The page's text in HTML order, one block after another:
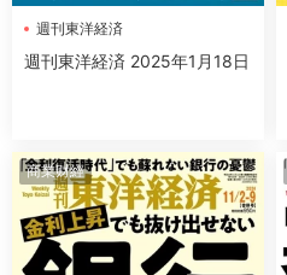
週刊東洋経済
週刊東洋経済 2025年1月18日
商業财經